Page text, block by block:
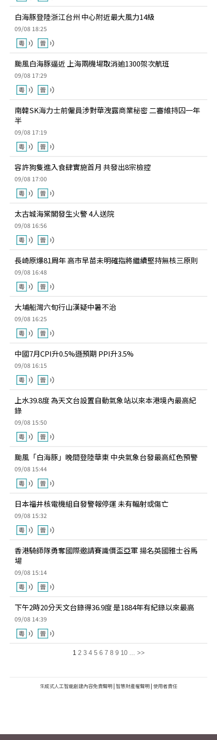
白海豚登陸浙江台州 中心附近最大風力14級
09/08 18:25
颱風白海豚逼近 上海兩機場取消逾1300架次航班
09/08 17:29
南韓SK海力士前僱員涉對華洩露商業秘密 二審維持囚一年
半
09/08 17:19
容許狗隻進入食肆實施首月 共發出8宗檢控
09/08 17:00
太古城海棠閣發生火警 4人送院
09/08 16:56
長崎原爆81周年 高市早苗未明確指將繼續堅持無核三原則
09/08 16:48
大埔船灣六旬行山漢疑中暑不治
09/08 16:25
中國7月CPI升0.5%遜預期 PPI升3.5%
09/08 16:15
上水39.8度 為天文台設置自動氣象站以來本港境內最高紀
錄
09/08 15:50
颱風「白海豚」晚間登陸華東 中央氣象台發最高紅色預警
09/08 15:44
日本福井核電機組自發警報停運 未有輻射或傷亡
09/08 15:32
香港騎師隊勇奪國際邀請賽識價盃亞軍 揚名英國雅士谷馬
場
09/08 15:14
下午2時20分天文台錄得36.9度 是1884年有紀錄以來最高
09/08 14:39
1 2 3 4 5 6 7 8 9 10 ... >>
生成式人工智能創建內容免責聲明 | 智慧財產權聲明 | 使用者責任